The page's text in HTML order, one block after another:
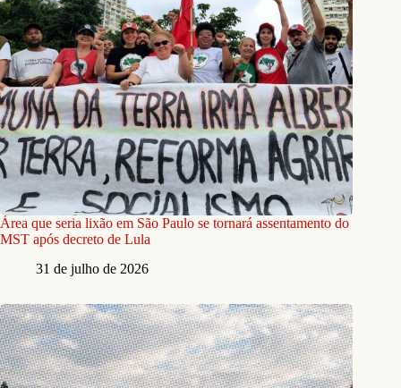
Área que seria lixão em São Paulo se tornará assentamento do
MST após decreto de Lula
31 de julho de 2026